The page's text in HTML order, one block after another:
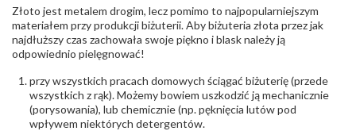
Producent
odpowiedzialny:
Łazur sp.j. Kowalowy 134 38-200 Jasło; NIP:
6850004631; tel.13 44 56 100;
biuro@obraczki.pl ,PZ Stelmach Sp. z o.o. ul.
Północna 22 45-805 Opole; NIP 7542889545;
Tel. +48 77 54 90 100; biuro@stelmach.pl
Bezpieczeństwo
- rodzaj
ostrzeżenia:
Nie nadaje się dla dzieci w wieku poniżej 3 lat
, Elementy w wyrobie wykonane z białego złota
zawierają nikiel
Złoto jest metalem drogim, lecz pomimo to najpopularniejszym
materiałem przy produkcji biżuterii. Aby biżuteria złota przez jak
najdłuższy czas zachowała swoje piękno i blask należy ją
odpowiednio pielęgnować!
przy wszystkich pracach domowych ściągać biżuterię (przede
wszystkich z rąk). Możemy bowiem uszkodzić ją mechanicznie
(porysowania), lub chemicznie (np. pęknięcia lutów pod
wpływem niektórych detergentów.